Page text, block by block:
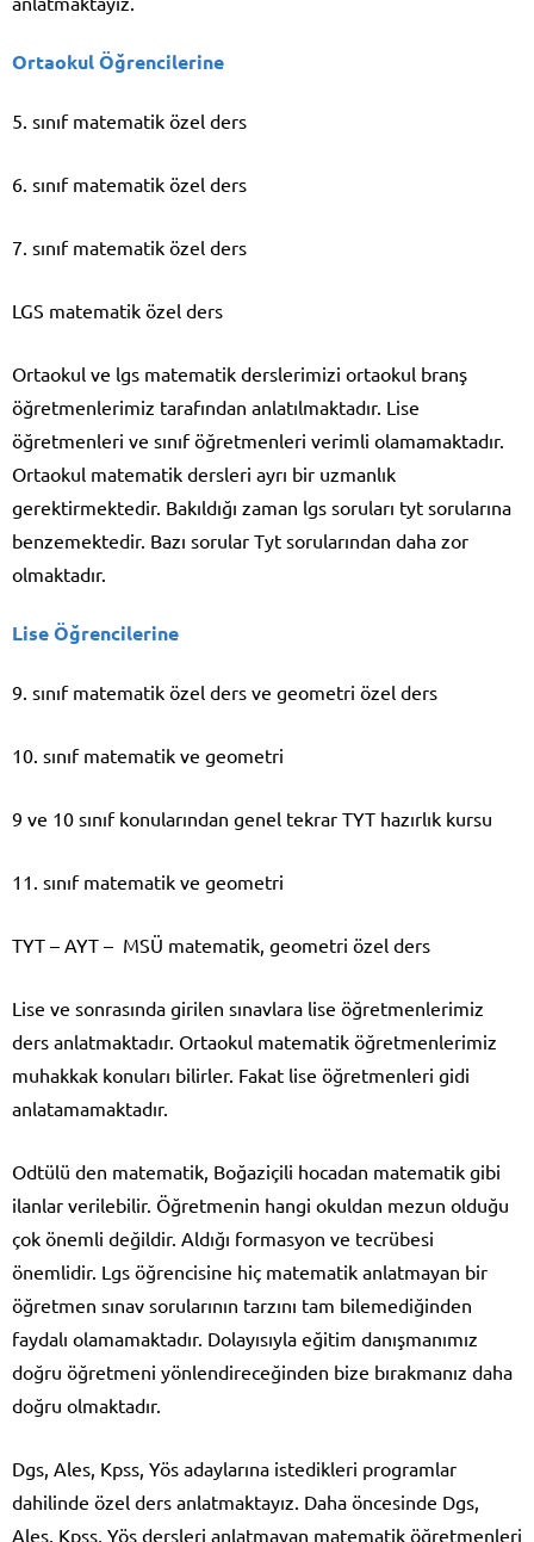
Ortaokul Öğrencilerine
5. sınıf matematik özel ders
6. sınıf matematik özel ders
7. sınıf matematik özel ders
LGS matematik özel ders
Ortaokul ve lgs matematik derslerimizi ortaokul branş
öğretmenlerimiz tarafından anlatılmaktadır. Lise
öğretmenleri ve sınıf öğretmenleri verimli olamamaktadır.
Ortaokul matematik dersleri ayrı bir uzmanlık
gerektirmektedir. Bakıldığı zaman lgs soruları tyt sorularına
benzemektedir. Bazı sorular Tyt sorularından daha zor
olmaktadır.
Lise Öğrencilerine
9. sınıf matematik özel ders ve geometri özel ders
10. sınıf matematik ve geometri
9 ve 10 sınıf konularından genel tekrar TYT hazırlık kursu
11. sınıf matematik ve geometri
TYT – AYT – MSÜ matematik, geometri özel ders
Lise ve sonrasında girilen sınavlara lise öğretmenlerimiz
ders anlatmaktadır. Ortaokul matematik öğretmenlerimiz
muhakkak konuları bilirler. Fakat lise öğretmenleri gidi
anlatamamaktadır.
Odtülü den matematik, Boğaziçili hocadan matematik gibi
ilanlar verilebilir. Öğretmenin hangi okuldan mezun olduğu
çok önemli değildir. Aldığı formasyon ve tecrübesi
önemlidir. Lgs öğrencisine hiç matematik anlatmayan bir
öğretmen sınav sorularının tarzını tam bilemediğinden
faydalı olamamaktadır. Dolayısıyla eğitim danışmanımız
doğru öğretmeni yönlendireceğinden bize bırakmanız daha
doğru olmaktadır.
Dgs, Ales, Kpss, Yös adaylarına istedikleri programlar
dahilinde özel ders anlatmaktayız. Daha öncesinde Dgs,
Ales, Kpss, Yös dersleri anlatmayan matematik öğretmenleri